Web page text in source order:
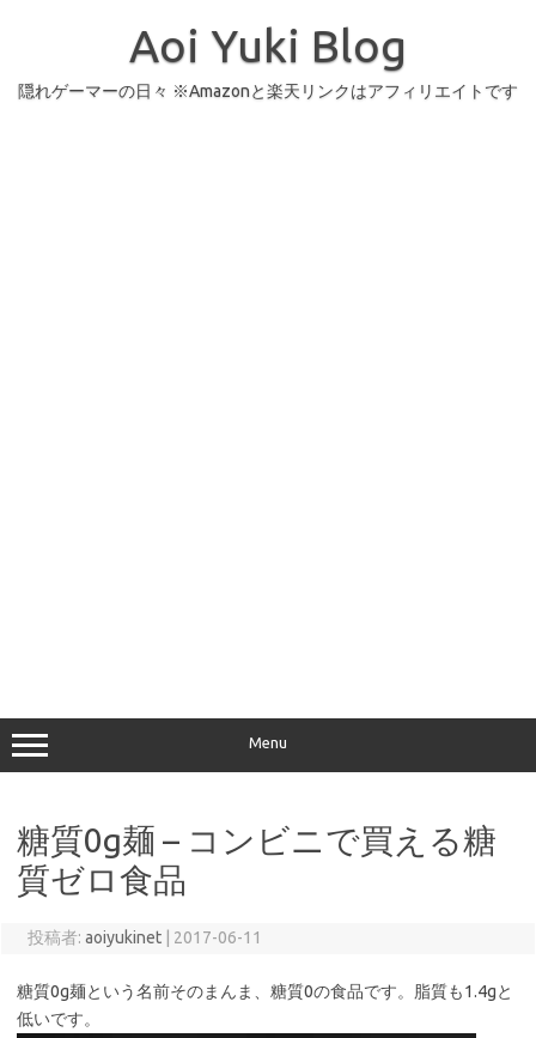
Aoi Yuki Blog
隠れゲーマーの日々 ※Amazonと楽天リンクはアフィリエイトです
Menu
糖質0g麺 – コンビニで買える糖
質ゼロ食品
投稿者: aoiyukinet 2017-06-11
糖質0g麺という名前そのまんま、糖質0の食品です。脂質も1.4gと
低いです。